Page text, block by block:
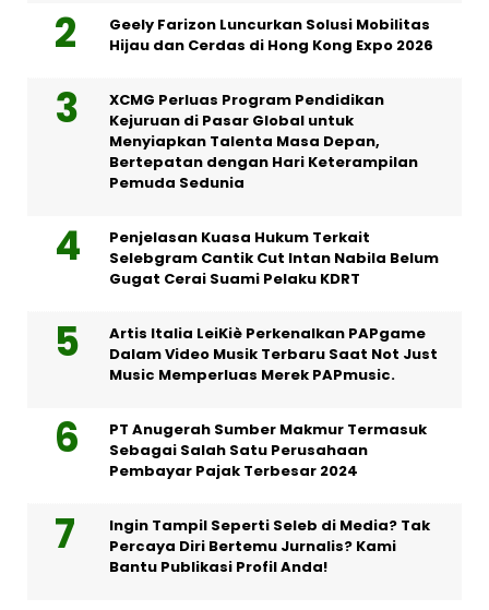
Geely Farizon Luncurkan Solusi Mobilitas
Hijau dan Cerdas di Hong Kong Expo 2026
XCMG Perluas Program Pendidikan
Kejuruan di Pasar Global untuk
Menyiapkan Talenta Masa Depan,
Bertepatan dengan Hari Keterampilan
Pemuda Sedunia
Penjelasan Kuasa Hukum Terkait
Selebgram Cantik Cut Intan Nabila Belum
Gugat Cerai Suami Pelaku KDRT
Artis Italia LeiKiè Perkenalkan PAPgame
Dalam Video Musik Terbaru Saat Not Just
Music Memperluas Merek PAPmusic.
PT Anugerah Sumber Makmur Termasuk
Sebagai Salah Satu Perusahaan
Pembayar Pajak Terbesar 2024
Ingin Tampil Seperti Seleb di Media? Tak
Percaya Diri Bertemu Jurnalis? Kami
Bantu Publikasi Profil Anda!